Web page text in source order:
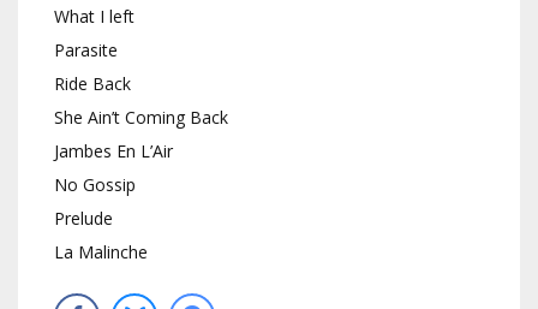
What I left
Parasite
Ride Back
She Ain’t Coming Back
Jambes En L’Air
No Gossip
Prelude
La Malinche